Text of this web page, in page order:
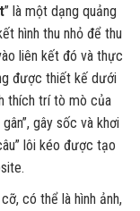
” là một dạng quảng
hình thu nhỏ để thu
liên kết đó và thực
được thiết kế dưới
thích trí tò mò của
gây sốc và khơi
lôi kéo được tạo
có thể là hình ảnh,